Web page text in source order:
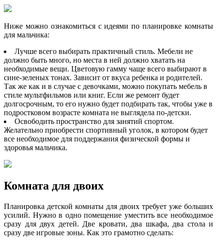
Ниже можно ознакомиться с идеями по планировке комнаты
для мальчика:
Лучше всего выбирать практичный стиль. Мебели не
должно быть много, но места в ней должно хватать на
необходимые вещи. Цветовую гамму чаще всего выбирают в
сине-зеленых тонах. Зависит от вкуса ребенка и родителей.
Так же как и в случае с девочками, можно покупать мебель в
стиле мультфильмов или книг. Если же ремонт будет
долгосрочным, то его нужно будет подбирать так, чтобы уже в
подростковом возрасте комната не выглядела по-детски.
Освободить пространство для занятий спортом.
Желательно приобрести спортивный уголок, в котором будет
все необходимое для поддержания физической формы и
здоровья мальчика.
Комната для двоих
Планировка детской комнаты для двоих требует уже больших
усилий. Нужно в одно помещение уместить все необходимое
сразу для двух детей. Две кровати, два шкафа, два стола и
сразу две игровые зоны. Как это грамотно сделать: